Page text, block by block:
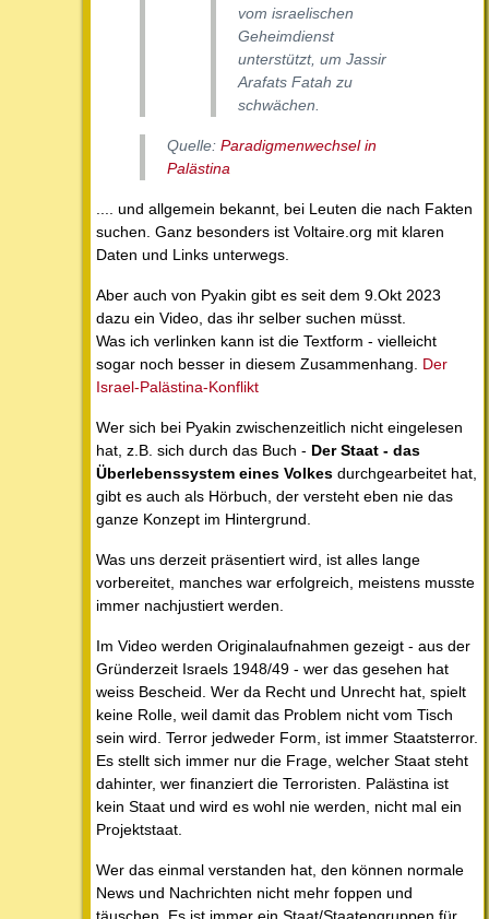
vom israelischen
Geheimdienst
unterstützt, um Jassir
Arafats Fatah zu
schwächen.
Quelle: Paradigmenwechsel in
Palästina
.... und allgemein bekannt, bei Leuten die nach Fakten
suchen. Ganz besonders ist Voltaire.org mit klaren
Daten und Links unterwegs.
Aber auch von Pyakin gibt es seit dem 9.Okt 2023
dazu ein Video, das ihr selber suchen müsst.
Was ich verlinken kann ist die Textform - vielleicht
sogar noch besser in diesem Zusammenhang. Der
Israel-Palästina-Konflikt
Wer sich bei Pyakin zwischenzeitlich nicht eingelesen
hat, z.B. sich durch das Buch - Der Staat - das
Überlebenssystem eines Volkes durchgearbeitet hat,
gibt es auch als Hörbuch, der versteht eben nie das
ganze Konzept im Hintergrund.
Was uns derzeit präsentiert wird, ist alles lange
vorbereitet, manches war erfolgreich, meistens musste
immer nachjustiert werden.
Im Video werden Originalaufnahmen gezeigt - aus der
Gründerzeit Israels 1948/49 - wer das gesehen hat
weiss Bescheid. Wer da Recht und Unrecht hat, spielt
keine Rolle, weil damit das Problem nicht vom Tisch
sein wird. Terror jedweder Form, ist immer Staatsterror.
Es stellt sich immer nur die Frage, welcher Staat steht
dahinter, wer finanziert die Terroristen. Palästina ist
kein Staat und wird es wohl nie werden, nicht mal ein
Projektstaat.
Wer das einmal verstanden hat, den können normale
News und Nachrichten nicht mehr foppen und
täuschen. Es ist immer ein Staat/Staatengruppen für